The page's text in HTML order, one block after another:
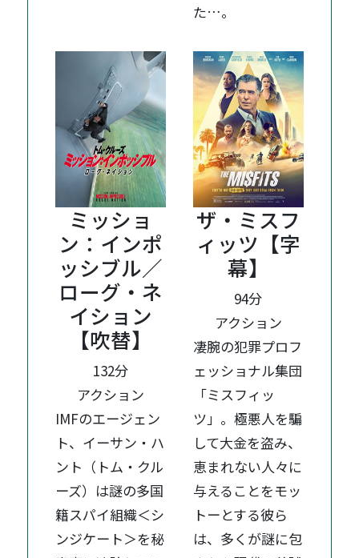
た…。
ミッショ
ン：インポ
ッシブル／
ローグ・ネ
イション
【吹替】
132分
アクション
IMFのエージェン
ト、イーサン・ハ
ント（トム・クル
ーズ）は謎の多国
籍スパイ組織＜シ
ンジケート＞を秘
ザ・ミスフ
ィッツ【字
幕】
94分
アクション
凄腕の犯罪プロフ
ェッショナル集団
「ミスフィッ
ツ」。極悪人を騙
して大金を盗み、
恵まれない人々に
与えることをモッ
トーとする彼ら
は、多くが謎に包